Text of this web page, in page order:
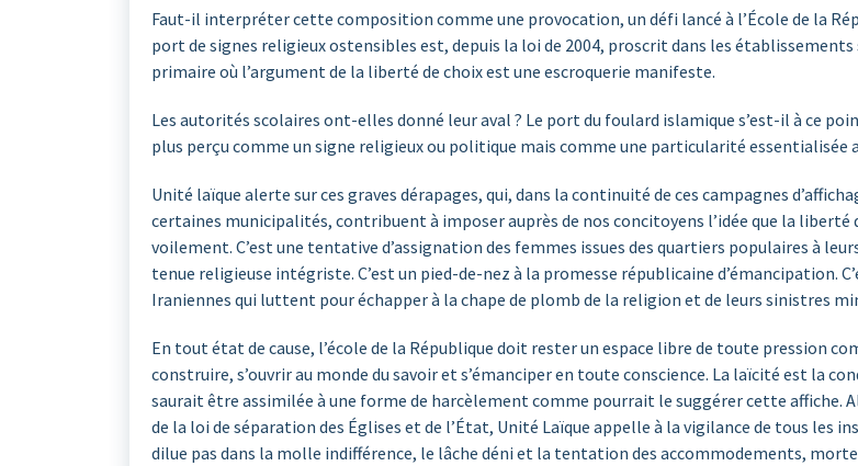
Faut-il interpréter cette composition comme une provocation, un défi lancé à l’École de la
port de signes religieux ostensibles est, depuis la loi de 2004, proscrit dans les
primaire où l’argument de la liberté de choix est une escroquerie manifeste.
Les autorités scolaires ont-elles donné leur aval ? Le port du foulard islamique s’est-il à ce
plus perçu comme un signe religieux ou politique mais comme une particularité essentialisée
Unité laïque alerte sur ces graves dérapages, qui, dans la continuité de ces campagnes
certaines municipalités, contribuent à imposer auprès de nos concitoyens l’idée que la
voilement. C’est une tentative d’assignation des femmes issues des quartiers populaires à
tenue religieuse intégriste. C’est un pied-de-nez à la promesse républicaine d’émancipation.
Iraniennes qui luttent pour échapper à la chape de plomb de la religion et de leurs sinistres
En tout état de cause, l’école de la République doit rester un espace libre de toute pression
construire, s’ouvrir au monde du savoir et s’émanciper en toute conscience. La laïcité est la
saurait être assimilée à une forme de harcèlement comme pourrait le suggérer cette affiche.
de la loi de séparation des Églises et de l’État, Unité Laïque appelle à la vigilance de tous les
dilue pas dans la molle indifférence, le lâche déni et la tentation des accommodements,